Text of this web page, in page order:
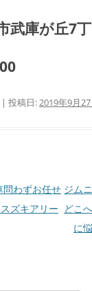
武庫が丘7
| 投稿日:2019年9月27
問わずお任せ
ズキアリー
ジム
どこ
に